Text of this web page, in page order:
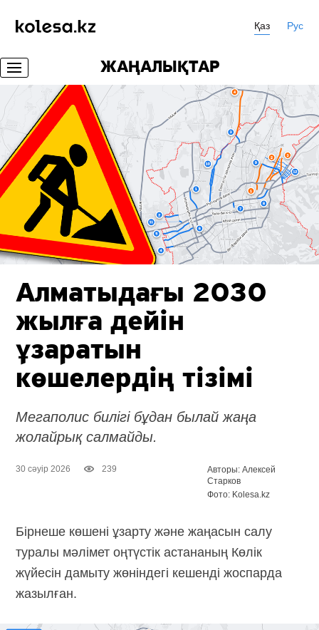
Қаз Рус
ЖАҢАЛЫҚТАР
Алматыдағы 2030
жылға дейін
ұзаратын
көшелердің тізімі
Мегаполис билігі бұдан былай жаңа
жолайрық салмайды.
30 сәуір 2026 239
Авторы: Алексей
Старков
Фото: Kolesa.kz
Бірнеше көшені ұзарту және жаңасын салу
туралы мәлімет оңтүстік астананың Көлік
жүйесін дамыту жөніндегі кешенді жоспарда
жазылған.